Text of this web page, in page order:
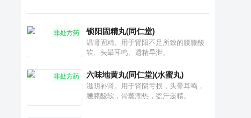
非处方药 锁阳固精丸(同仁堂)
温肾固精。用于肾阳不足所致的腰膝酸
软、头晕耳鸣、遗精早泄。
非处方药 六味地黄丸(同仁堂)(水蜜丸)
滋阴补肾。用于肾阴亏损，头晕耳鸣，
腰膝酸软，骨蒸潮热，盗汗遗精。